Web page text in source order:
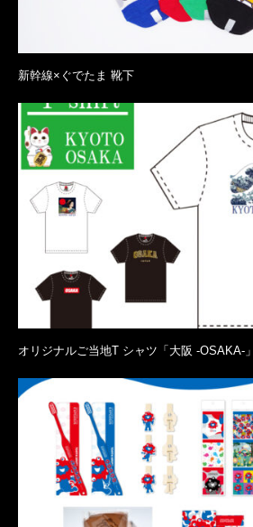
新幹線×ぐでたま 靴下
オリジナルご当地T シャツ「大阪 -OSAKA-